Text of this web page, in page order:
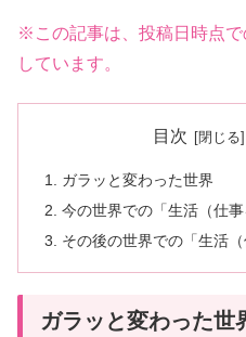
※この記事は、投稿日時点
しています。
目次
ガラッと変わった世界
今の世界での「生活（仕事
その後の世界での「生活（
ガラッと変わった世